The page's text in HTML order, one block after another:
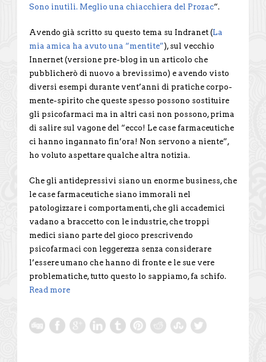
Sono inutili. Meglio una chiacchiera del Prozac“.
Avendo già scritto su questo tema su Indranet (La
mia amica ha avuto una “mentite”), sul vecchio
Innernet (versione pre-blog in un articolo che
pubblicherò di nuovo a brevissimo) e avendo visto
diversi esempi durante vent’anni di pratiche corpo-
mente-spirito che queste spesso possono sostituire
gli psicofarmaci ma in altri casi non possono, prima
di salire sul vagone del “ecco! Le case farmaceutiche
ci hanno ingannato fin’ora! Non servono a niente”,
ho voluto aspettare qualche altra notizia.
Che gli antidepressivi siano un enorme business, che
le case farmaceutiche siano immorali nel
patologizzare i comportamenti, che gli accademici
vadano a braccetto con le industrie, che troppi
medici siano parte del gioco prescrivendo
psicofarmaci con leggerezza senza considerare
l’essere umano che hanno di fronte e le sue vere
problematiche, tutto questo lo sappiamo, fa schifo.
Read more